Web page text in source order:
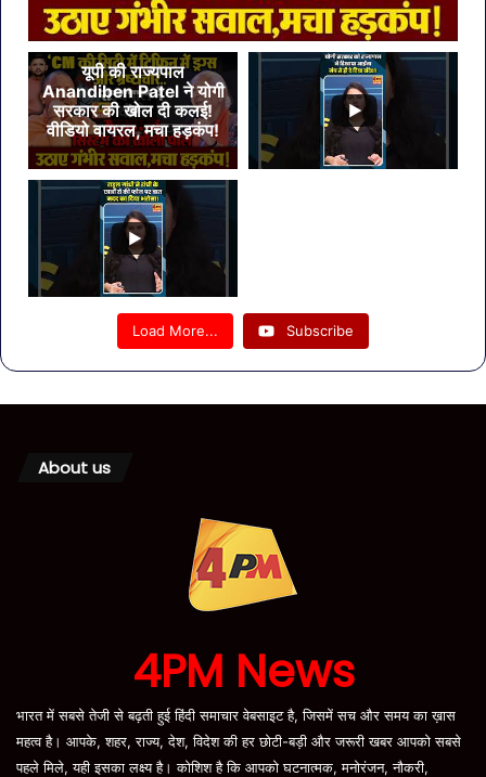
यूपी की राज्यपाल
Anandiben Patel ने योगी
सरकार की खोल दी कलई!
वीडियो वायरल, मचा हड़कंप!
Load More... Subscribe
About us
4PM News
भारत में सबसे तेजी से बढ़ती हुई हिंदी समाचार वेबसाइट है, जिसमें सच और समय का ख़ास
महत्व है। आपके, शहर, राज्य, देश, विदेश की हर छोटी-बड़ी और जरूरी खबर आपको सबसे
पहले मिले, यही इसका लक्ष्य है। कोशिश है कि आपको घटनात्मक, मनोरंजन, नौकरी,